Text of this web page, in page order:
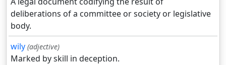
deliberations of a committee or society or legislative
body.
wily (adjective)
Marked by skill in deception.